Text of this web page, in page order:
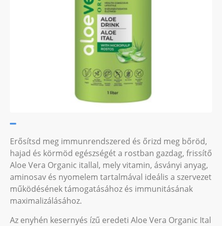
Erősítsd meg immunrendszered és őrizd meg bőröd,
hajad és körmöd egészségét a rostban gazdag, frissítő
Aloe Vera Organic itallal, mely vitamin, ásványi anyag,
aminosav és nyomelem tartalmával ideális a szervezet
működésének támogatásához és immunitásának
maximalizálásához.
Az enyhén kesernyés ízű eredeti Aloe Vera Organic Ital